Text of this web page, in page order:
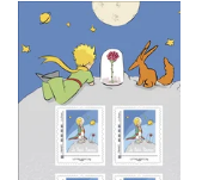
6,25€ HT